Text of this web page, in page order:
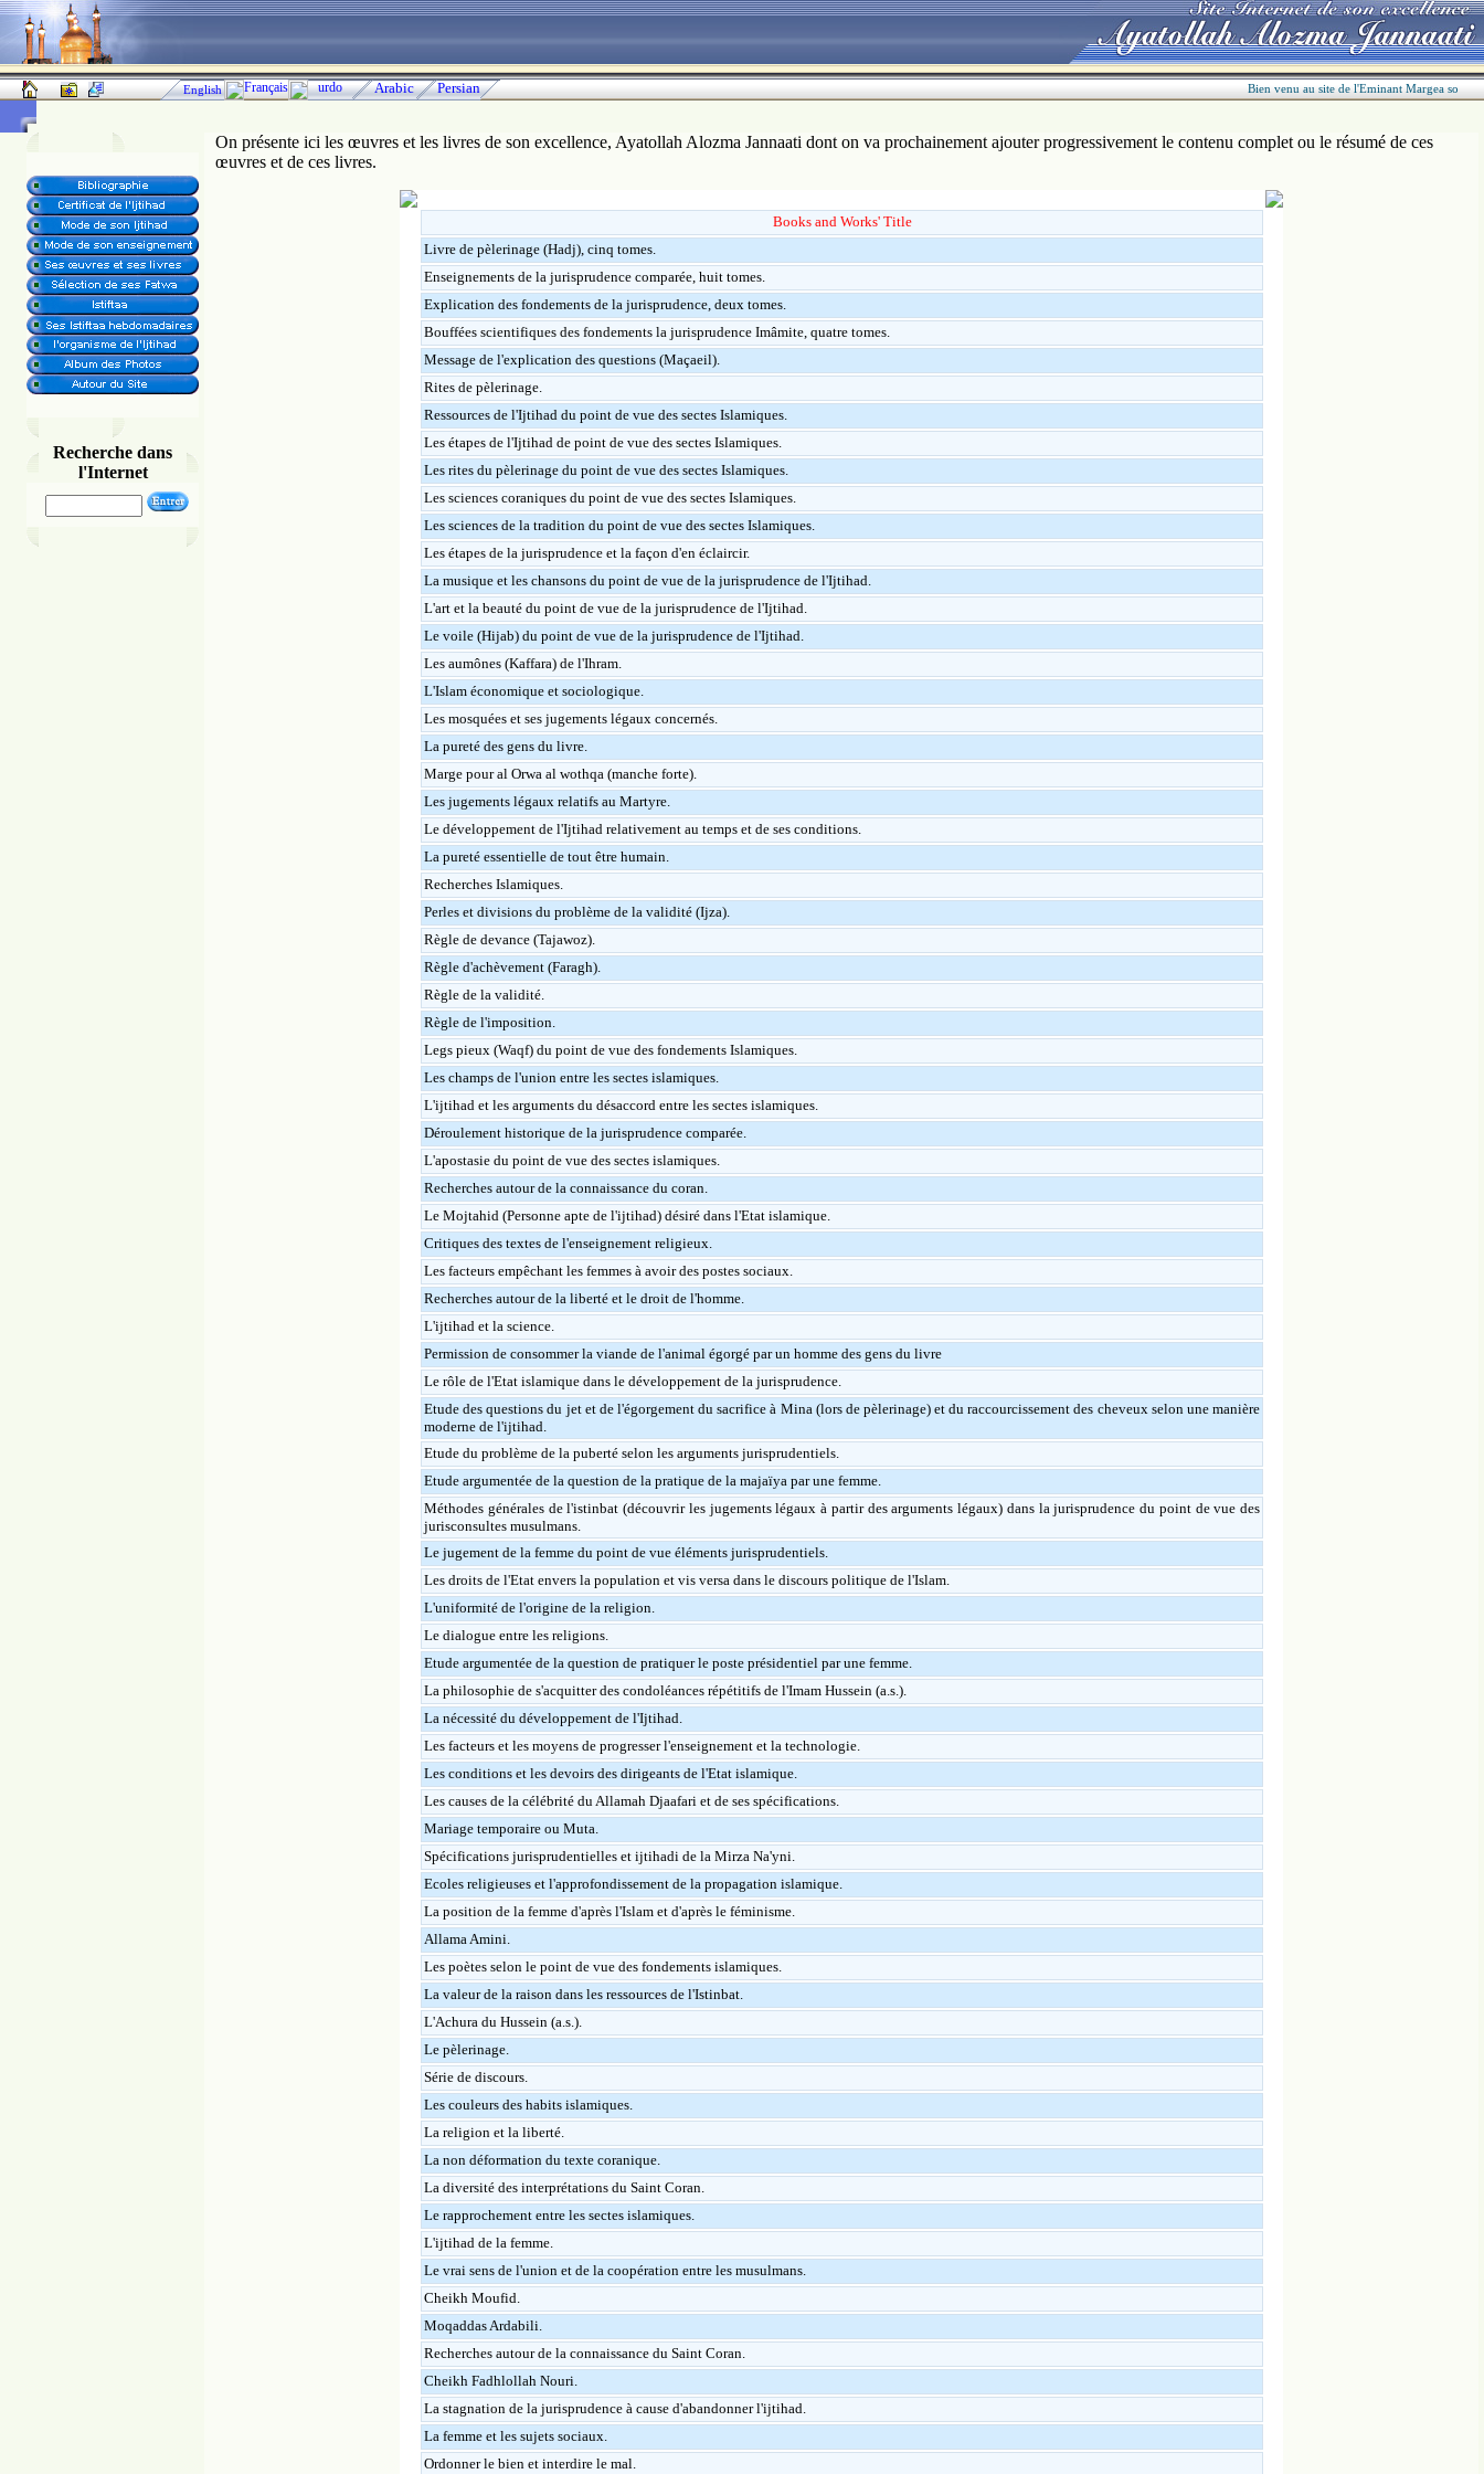
English Français urdo Arabic Persian Bien venu au site de l'Eminant Margea son
Recherche dans
l'Internet
On présente ici les œuvres et les livres de son excellence, Ayatollah Alozma Jannaati dont on va prochainement ajouter progressivement le contenu complet ou le résumé de ces
œuvres et de ces livres.
Books and Works' Title
Livre de pèlerinage (Hadj), cinq tomes.
Enseignements de la jurisprudence comparée, huit tomes.
Explication des fondements de la jurisprudence, deux tomes.
Bouffées scientifiques des fondements la jurisprudence Imâmite, quatre tomes.
Message de l'explication des questions (Maçaeil).
Rites de pèlerinage.
Ressources de l'Ijtihad du point de vue des sectes Islamiques.
Les étapes de l'Ijtihad de point de vue des sectes Islamiques.
Les rites du pèlerinage du point de vue des sectes Islamiques.
Les sciences coraniques du point de vue des sectes Islamiques.
Les sciences de la tradition du point de vue des sectes Islamiques.
Les étapes de la jurisprudence et la façon d'en éclaircir.
La musique et les chansons du point de vue de la jurisprudence de l'Ijtihad.
L'art et la beauté du point de vue de la jurisprudence de l'Ijtihad.
Le voile (Hijab) du point de vue de la jurisprudence de l'Ijtihad.
Les aumônes (Kaffara) de l'Ihram.
L'Islam économique et sociologique.
Les mosquées et ses jugements légaux concernés.
La pureté des gens du livre.
Marge pour al Orwa al wothqa (manche forte).
Les jugements légaux relatifs au Martyre.
Le développement de l'Ijtihad relativement au temps et de ses conditions.
La pureté essentielle de tout être humain.
Recherches Islamiques.
Perles et divisions du problème de la validité (Ijza).
Règle de devance (Tajawoz).
Règle d'achèvement (Faragh).
Règle de la validité.
Règle de l'imposition.
Legs pieux (Waqf) du point de vue des fondements Islamiques.
Les champs de l'union entre les sectes islamiques.
L'ijtihad et les arguments du désaccord entre les sectes islamiques.
Déroulement historique de la jurisprudence comparée.
L'apostasie du point de vue des sectes islamiques.
Recherches autour de la connaissance du coran.
Le Mojtahid (Personne apte de l'ijtihad) désiré dans l'Etat islamique.
Critiques des textes de l'enseignement religieux.
Les facteurs empêchant les femmes à avoir des postes sociaux.
Recherches autour de la liberté et le droit de l'homme.
L'ijtihad et la science.
Permission de consommer la viande de l'animal égorgé par un homme des gens du livre
Le rôle de l'Etat islamique dans le développement de la jurisprudence.
Etude des questions du jet et de l'égorgement du sacrifice à Mina (lors de pèlerinage) et du raccourcissement des cheveux selon une manière
moderne de l'ijtihad.
Etude du problème de la puberté selon les arguments jurisprudentiels.
Etude argumentée de la question de la pratique de la majaïya par une femme.
Méthodes générales de l'istinbat (découvrir les jugements légaux à partir des arguments légaux) dans la jurisprudence du point de vue des
jurisconsultes musulmans.
Le jugement de la femme du point de vue éléments jurisprudentiels.
Les droits de l'Etat envers la population et vis versa dans le discours politique de l'Islam.
L'uniformité de l'origine de la religion.
Le dialogue entre les religions.
Etude argumentée de la question de pratiquer le poste présidentiel par une femme.
La philosophie de s'acquitter des condoléances répétitifs de l'Imam Hussein (a.s.).
La nécessité du développement de l'Ijtihad.
Les facteurs et les moyens de progresser l'enseignement et la technologie.
Les conditions et les devoirs des dirigeants de l'Etat islamique.
Les causes de la célébrité du Allamah Djaafari et de ses spécifications.
Mariage temporaire ou Muta.
Spécifications jurisprudentielles et ijtihadi de la Mirza Na'yni.
Ecoles religieuses et l'approfondissement de la propagation islamique.
La position de la femme d'après l'Islam et d'après le féminisme.
Allama Amini.
Les poètes selon le point de vue des fondements islamiques.
La valeur de la raison dans les ressources de l'Istinbat.
L'Achura du Hussein (a.s.).
Le pèlerinage.
Série de discours.
Les couleurs des habits islamiques.
La religion et la liberté.
La non déformation du texte coranique.
La diversité des interprétations du Saint Coran.
Le rapprochement entre les sectes islamiques.
L'ijtihad de la femme.
Le vrai sens de l'union et de la coopération entre les musulmans.
Cheikh Moufid.
Moqaddas Ardabili.
Recherches autour de la connaissance du Saint Coran.
Cheikh Fadhlollah Nouri.
La stagnation de la jurisprudence à cause d'abandonner l'ijtihad.
La femme et les sujets sociaux.
Ordonner le bien et interdire le mal.